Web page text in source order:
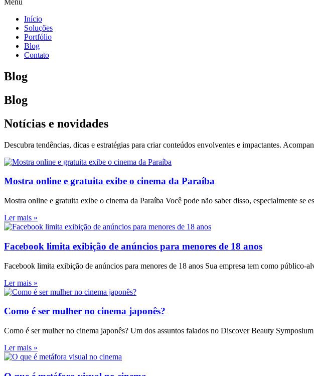
Menu
Início
Soluções
Portfólio
Blog
Contato
Blog
Blog
Notícias e novidades
Descubra tendências, dicas e estratégias para criar conteúdos envolventes e impactantes.
Mostra online e gratuita exibe o cinema da Paraíba
Mostra online e gratuita exibe o cinema da Paraíba Você pode não saber disso, especialmente se
Ler mais »
Facebook limita exibição de anúncios para menores de 18 anos
Facebook limita exibição de anúncios para menores de 18 anos Sua empresa tem como público-
Ler mais »
Como é ser mulher no cinema japonês?
Como é ser mulher no cinema japonês? Um dos assuntos falados no Discover Beauty
Ler mais »